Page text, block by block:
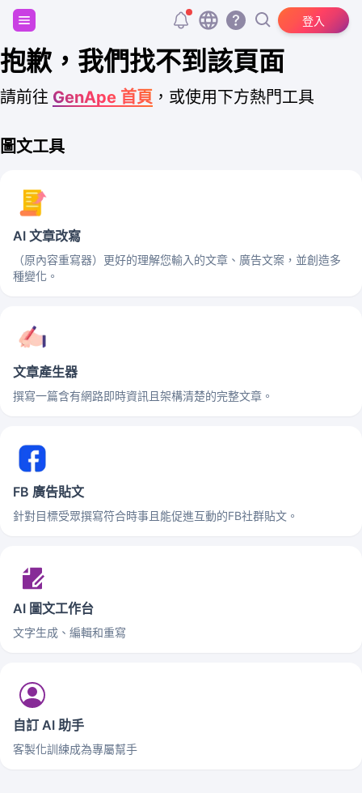
登入
註冊並獲得 20,000 個免費 tokens！
抱歉，我們找不到該頁面
請前往 GenApe 首頁 ，或使用下方熱門工具
圖文工具
AI 文章改寫
（原內容重寫器）更好的理解您輸入的文章、廣告文案，並創造多
種變化。
文章產生器
撰寫一篇含有網路即時資訊且架構清楚的完整文章。
FB 廣告貼文
針對目標受眾撰寫符合時事且能促進互動的FB社群貼文。
AI 圖文工作台
文字生成、編輯和重寫
自訂 AI 助手
客製化訓練成為專屬幫手